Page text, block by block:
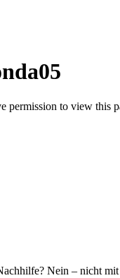
permission to view this
Nein – nicht